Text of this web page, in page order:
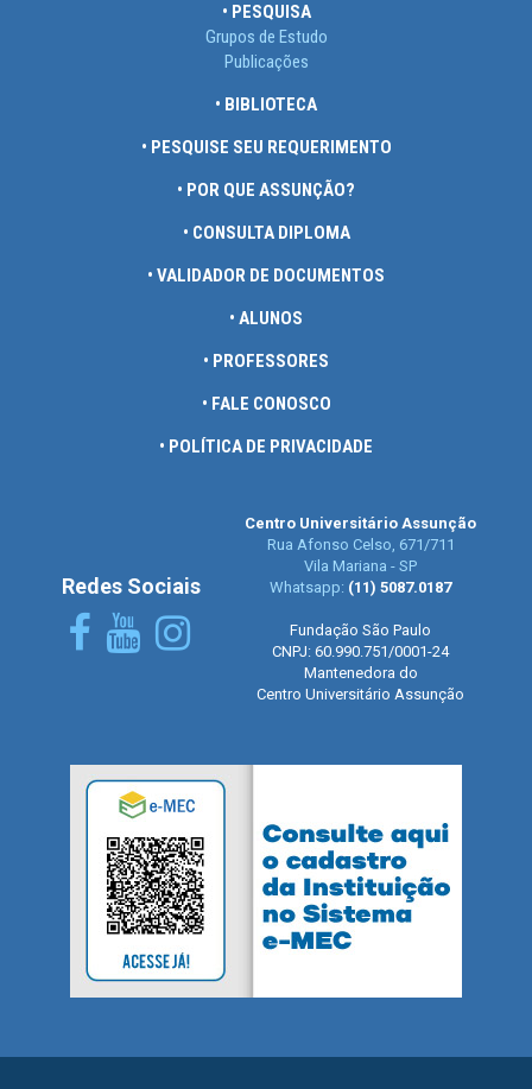
• PESQUISA
Grupos de Estudo
Publicações
• BIBLIOTECA
• PESQUISE SEU REQUERIMENTO
• POR QUE ASSUNÇÃO?
• CONSULTA DIPLOMA
• VALIDADOR DE DOCUMENTOS
• ALUNOS
• PROFESSORES
• FALE CONOSCO
• POLÍTICA DE PRIVACIDADE
Redes Sociais
Centro Universitário Assunção
Rua Afonso Celso, 671/711
Vila Mariana - SP
Whatsapp: (11) 5087.0187
Fundação São Paulo
CNPJ: 60.990.751/0001-24
Mantenedora do
Centro Universitário Assunção